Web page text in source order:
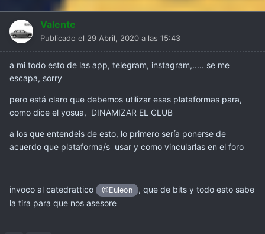
Valente
Publicado el 29 Abril, 2020 a las 15:43
a mi todo esto de las app, telegram, instagram,..... se me
escapa, sorry
pero está claro que debemos utilizar esas plataformas para,
como dice el yosua, DINAMIZAR EL CLUB
a los que entendeis de esto, lo primero sería ponerse de
acuerdo que plataforma/s usar y como vincularlas en el foro
invoco al catedrattico @Euleon
, que de bits y todo esto sabe
la tira para que nos asesore